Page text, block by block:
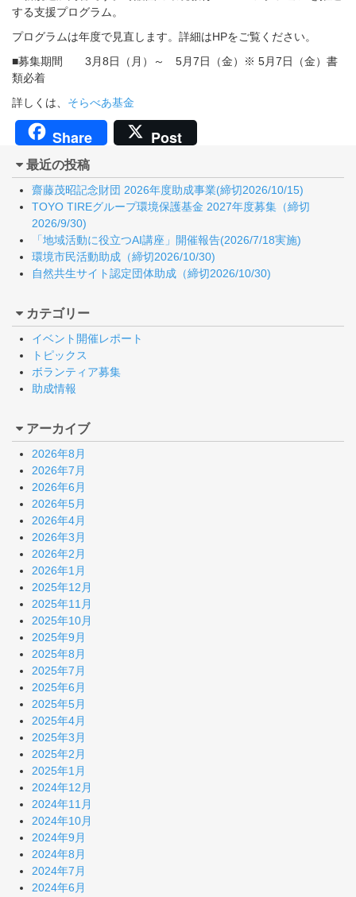
する支援プログラム。
プログラムは年度で見直します。詳細はHPをご覧ください。
■募集期間 3月8日（月）～ 5月7日（金）※ 5月7日（金）書
類必着
詳しくは、 そらべあ基金
Share Post
最近の投稿
齋藤茂昭記念財団 2026年度助成事業(締切2026/10/15)
TOYO TIREグループ環境保護基金 2027年度募集（締切
2026/9/30)
「地域活動に役立つAI講座」開催報告(2026/7/18実施)
環境市民活動助成（締切2026/10/30)
自然共生サイト認定団体助成（締切2026/10/30)
カテゴリー
イベント開催レポート
トピックス
ボランティア募集
助成情報
アーカイブ
2026年8月
2026年7月
2026年6月
2026年5月
2026年4月
2026年3月
2026年2月
2026年1月
2025年12月
2025年11月
2025年10月
2025年9月
2025年8月
2025年7月
2025年6月
2025年5月
2025年4月
2025年3月
2025年2月
2025年1月
2024年12月
2024年11月
2024年10月
2024年9月
2024年8月
2024年7月
2024年6月